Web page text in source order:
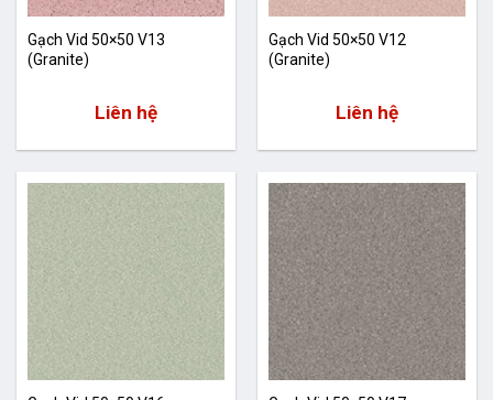
Gạch Vid 50×50 V13
(Granite)
Liên hệ
Gạch Vid 50×50 V12
(Granite)
Liên hệ